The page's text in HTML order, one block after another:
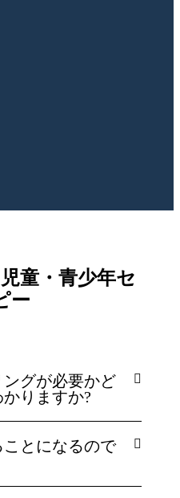
童・青少年セ
ー
グが必要かど
りますか?
とになるので